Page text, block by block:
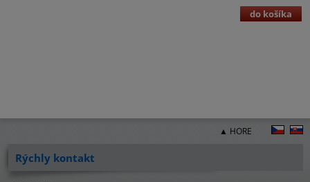
do košíka
▲ HORE
Rýchly kontakt